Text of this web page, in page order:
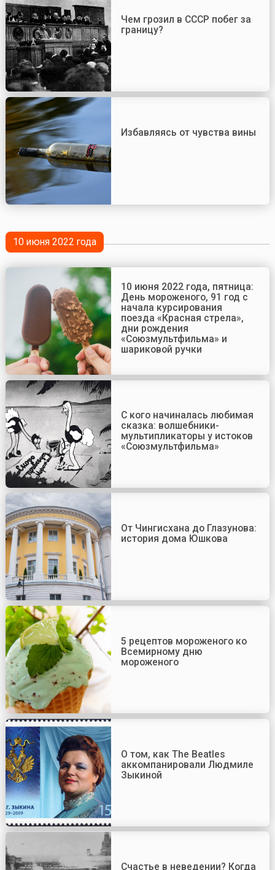
Чем грозил в СССР побег за
границу?
Избавляясь от чувства вины
10 июня 2022 года
10 июня 2022 года, пятница:
День мороженого, 91 год с
начала курсирования
поезда «Красная стрела»,
дни рождения
«Союзмультфильма» и
шариковой ручки
С кого начиналась любимая
сказка: волшебники-
мультипликаторы у истоков
«Союзмультфильма»
От Чингисхана до Глазунова:
история дома Юшкова
5 рецептов мороженого ко
Всемирному дню
мороженого
О том, как The Beatles
аккомпанировали Людмиле
Зыкиной
Счастье в неведении? Когда